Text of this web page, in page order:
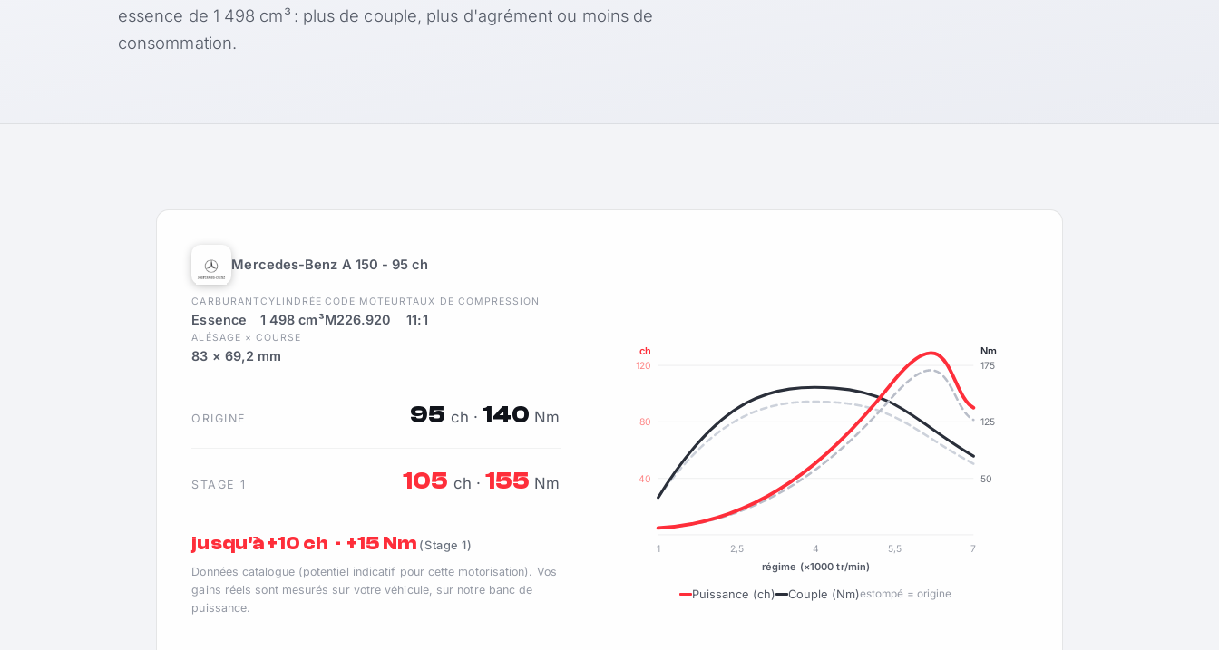
essence de 1 498 cm³ : plus de couple, plus d'agrément ou moins de
consommation.
Mercedes-Benz A 150 - 95 ch
CARBURANT
Essence
CYLINDRÉE
1 498 cm³
CODE MOTEUR
M226.920
TAUX DE COMPRESSION
11:1
ALÉSAGE × COURSE
83 × 69,2 mm
ORIGINE 95 ch · 140 Nm
STAGE 1 105 ch ·155 Nm
jusqu'à +10 ch · +15 Nm (Stage 1)
Données catalogue (potentiel indicatif pour cette motorisation). Vos
gains réels sont mesurés sur votre véhicule, sur notre banc de
puissance.
40
80
120
50
125
175
ch Nm
1 2,5 4 5,5 7
régime (×1000 tr/min)
Puissance (ch) Couple (Nm)estompé = origine